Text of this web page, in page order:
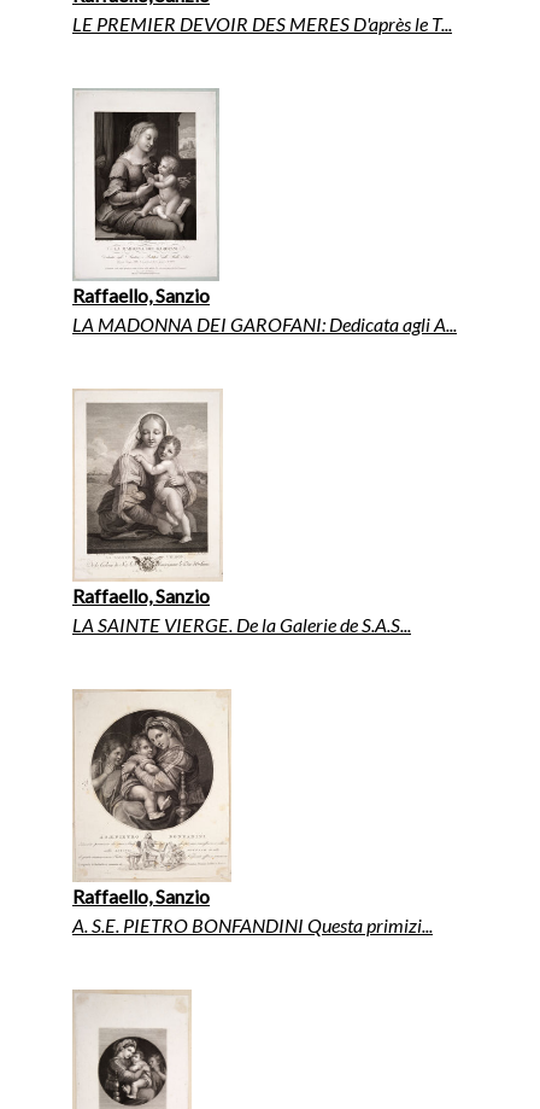
LE PREMIER DEVOIR DES MERES D'après le T...
Raffaello, Sanzio
LA MADONNA DEI GAROFANI: Dedicata agli A...
Raffaello, Sanzio
LA SAINTE VIERGE. De la Galerie de S.A.S...
Raffaello, Sanzio
A. S.E. PIETRO BONFANDINI Questa primizi...